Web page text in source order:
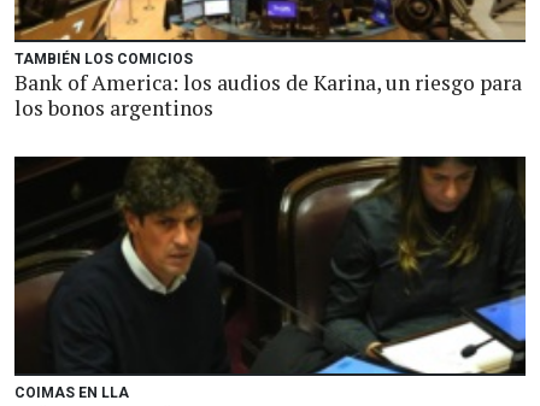
TAMBIÉN LOS COMICIOS
Bank of America: los audios de Karina, un riesgo para
los bonos argentinos
COIMAS EN LLA